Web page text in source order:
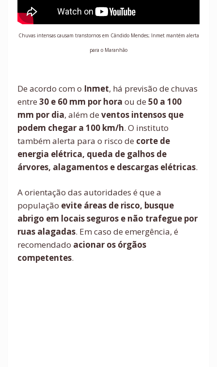
Chuvas intensas causam transtornos em Cândido Mendes; Inmet mantém alerta
para o Maranhão
De acordo com o Inmet, há previsão de chuvas
entre 30 e 60 mm por hora ou de 50 a 100
mm por dia, além de ventos intensos que
podem chegar a 100 km/h. O instituto
também alerta para o risco de corte de
energia elétrica, queda de galhos de
árvores, alagamentos e descargas elétricas.
A orientação das autoridades é que a
população evite áreas de risco, busque
abrigo em locais seguros e não trafegue por
ruas alagadas. Em caso de emergência, é
recomendado acionar os órgãos
competentes.